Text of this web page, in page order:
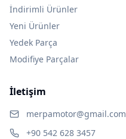
İndirimli Ürünler
Yeni Ürünler
Yedek Parça
Modifiye Parçalar
İletişim
merpamotor@gmail.com
+90 542 628 3457